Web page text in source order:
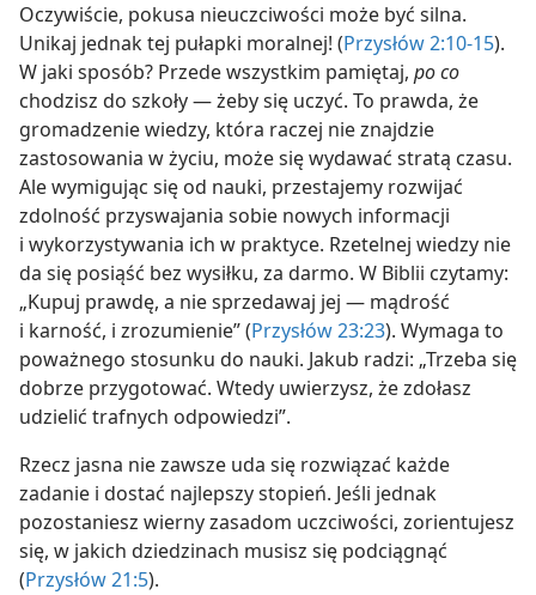
Oczywiście, pokusa nieuczciwości może być silna.
Unikaj jednak tej pułapki moralnej! (Przysłów 2:10-15).
W jaki sposób? Przede wszystkim pamiętaj, po co
chodzisz do szkoły — żeby się uczyć. To prawda, że
gromadzenie wiedzy, która raczej nie znajdzie
zastosowania w życiu, może się wydawać stratą czasu.
Ale wymigując się od nauki, przestajemy rozwijać
zdolność przyswajania sobie nowych informacji
i wykorzystywania ich w praktyce. Rzetelnej wiedzy nie
da się posiąść bez wysiłku, za darmo. W Biblii czytamy:
„Kupuj prawdę, a nie sprzedawaj jej — mądrość
i karność, i zrozumienie” (Przysłów 23:23). Wymaga to
poważnego stosunku do nauki. Jakub radzi: „Trzeba się
dobrze przygotować. Wtedy uwierzysz, że zdołasz
udzielić trafnych odpowiedzi”.
Rzecz jasna nie zawsze uda się rozwiązać każde
zadanie i dostać najlepszy stopień. Jeśli jednak
pozostaniesz wierny zasadom uczciwości, zorientujesz
się, w jakich dziedzinach musisz się podciągnąć
(Przysłów 21:5).